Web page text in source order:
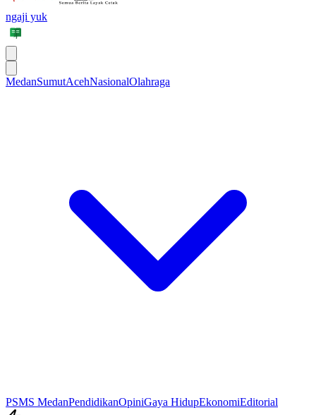
ngaji yuk
MedanSumutAcehNasionalOlahraga
PSMS MedanPendidikanOpiniGaya HidupEkonomiEditorial